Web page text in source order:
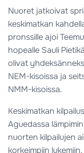
Nuoret jatkoivat
keskimatkan
pronssille ajoi
hopealle Sauli
olivat
NEM-kisoissa ja
NMM-kisoissa.
Keskimatkan
Aguedassa
nuorten kilpailujen
korkeimpiin